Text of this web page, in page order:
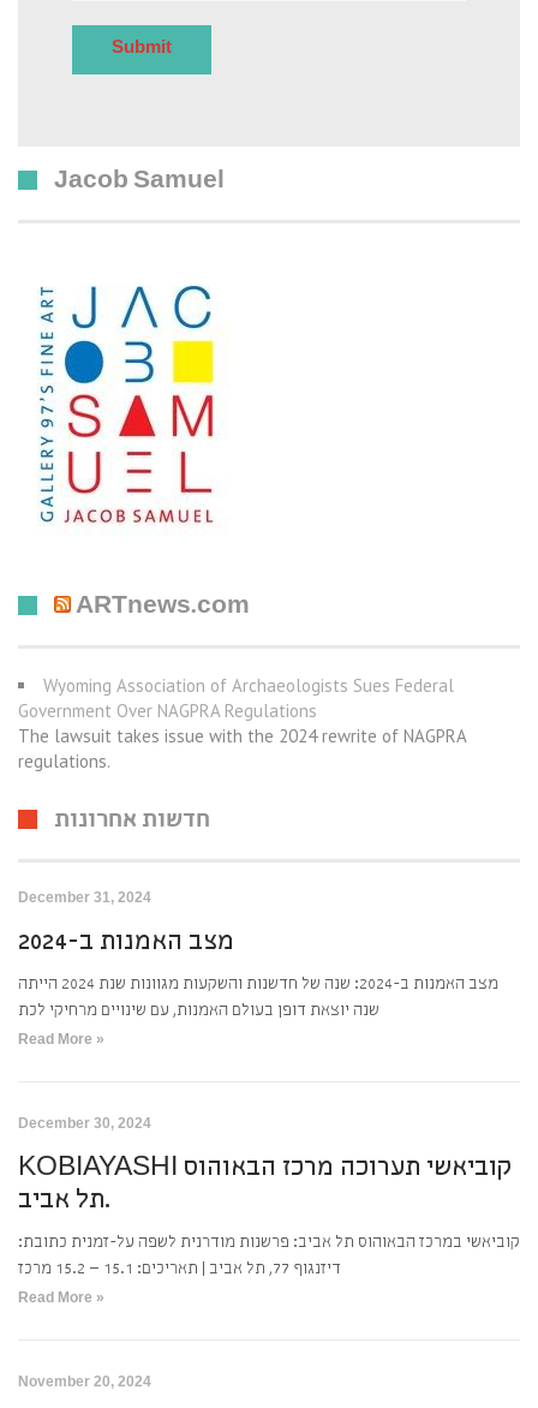
Jacob Samuel
ARTnews.com
Wyoming Association of Archaeologists Sues Federal
Government Over NAGPRA Regulations
The lawsuit takes issue with the 2024 rewrite of NAGPRA
regulations.
חדשות אחרונות
December 31, 2024
מצב האמנות ב-2024
מצב האמנות ב-2024: שנה של חדשנות והשקעות מגוונות שנת 2024 הייתה
שנה יוצאת דופן בעולם האמנות, עם שינויים מרחיקי לכת
Read More »
December 30, 2024
KOBIAYASHI קוביאשי תערוכה מרכז הבאוהוס
תל אביב.
קוביאשי במרכז הבאוהוס תל אביב: פרשנות מודרנית לשפה על-זמנית כתובת:
דיזנגוף 77, תל אביב | תאריכים: 15.1 – 15.2 מרכז
Read More »
November 20, 2024